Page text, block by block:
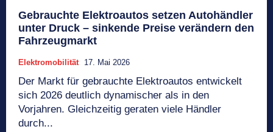
Gebrauchte Elektroautos setzen Autohändler
unter Druck – sinkende Preise verändern den
Fahrzeugmarkt
Elektromobilität 17. Mai 2026
Der Markt für gebrauchte Elektroautos entwickelt
sich 2026 deutlich dynamischer als in den
Vorjahren. Gleichzeitig geraten viele Händler
durch...